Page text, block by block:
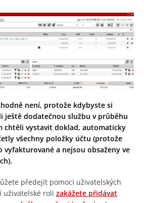
není, protože kdybyste si
ještě dodatečnou službu v průběhu
chtěli vystavit doklad, automaticky
všechny položky účtu (protože
vyfakturované a nejsou obsaženy ve
předejít pomocí uživatelských
uživatelské roli zakážete přidávat